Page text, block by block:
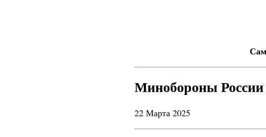
Минобороны
22 Марта 2025